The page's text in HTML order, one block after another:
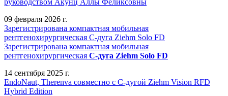
руководством Акунц Аллы Феликсовны
09 февраля 2026 г.
Зарегистрирована компактная мобильная
рентгенохирургическая С-дуга Ziehm Solo FD
Зарегистрирована компактная мобильная
рентгенохирургическая С-дуга Ziehm Solo FD
14 сентября 2025 г.
EndoNaut, Therenva совместно с С-дугой Ziehm Vision RFD
Hybrid Edition